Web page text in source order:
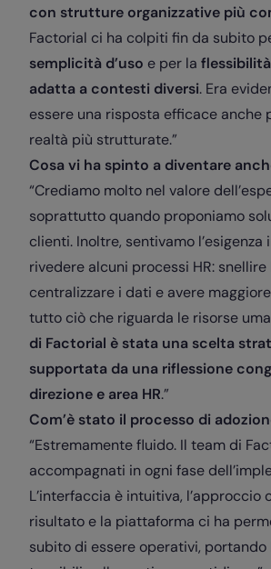
con strutture organizzative più
Factorial ci ha colpiti fin da subito
semplicità d’uso e per la
adatta a contesti diversi. Era
essere una risposta efficace anche
realtà più strutturate.”
Cosa vi ha spinto a diventare
“Crediamo molto nel valore
soprattutto quando proponiamo
clienti. Inoltre, sentivamo l’esigenza
rivedere alcuni processi HR:
centralizzare i dati e avere
tutto ciò che riguarda le risorse
di Factorial è stata una scelta
supportata da una riflessione
direzione e area HR.”
Com’è stato il processo di
“Estremamente fluido. Il team di
accompagnati in ogni fase
L’interfaccia è intuitiva, l’approccio
risultato e la piattaforma ci ha
subito di essere operativi, portando